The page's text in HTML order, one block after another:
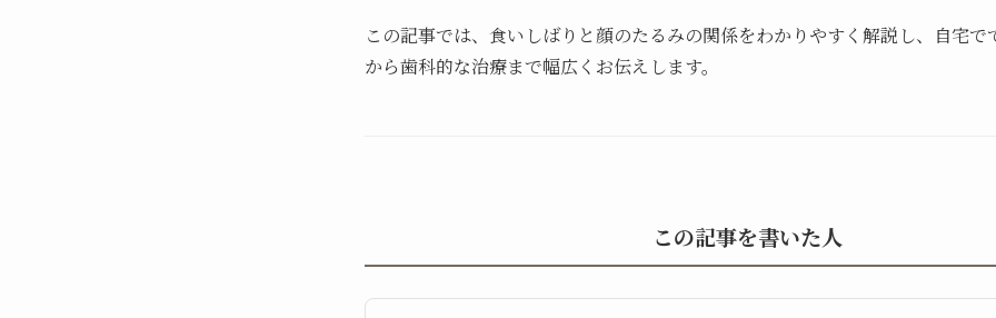
この記事では、食いしばりと顔のたるみの関係をわかりやすく解説し、自宅で
から歯科的な治療まで幅広くお伝えします。
この記事を書いた人